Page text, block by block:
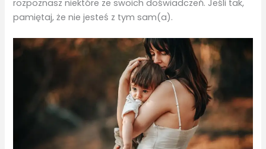
rozpoznasz niektóre ze swoich doświadczeń. Jeśli tak,
pamiętaj, że nie jesteś z tym sam(a).